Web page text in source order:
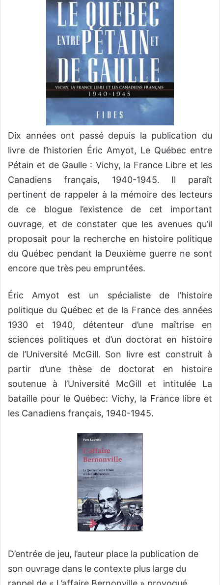
Dix années ont passé depuis la publication du
livre de l’historien Éric Amyot, Le Québec entre
Pétain et de Gaulle : Vichy, la France Libre et les
Canadiens français, 1940-1945. Il paraît
pertinent de rappeler à la mémoire des lecteurs
de ce blogue l’existence de cet important
ouvrage, et de constater que les avenues qu’il
proposait pour la recherche en histoire politique
du Québec pendant la Deuxième guerre ne sont
encore que très peu empruntées.
Éric Amyot est un spécialiste de l’histoire
politique du Québec et de la France des années
1930 et 1940, détenteur d’une maîtrise en
sciences politiques et d’un doctorat en histoire
de l’Université McGill. Son livre est construit à
partir d’une thèse de doctorat en histoire
soutenue à l’Université McGill et intitulée La
bataille pour le Québec: Vichy, la France libre et
les Canadiens français, 1940-1945.
D’entrée de jeu, l’auteur place la publication de
son ouvrage dans le contexte plus large du